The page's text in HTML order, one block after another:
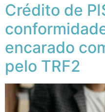
Crédito de
encarado
pelo TRF2